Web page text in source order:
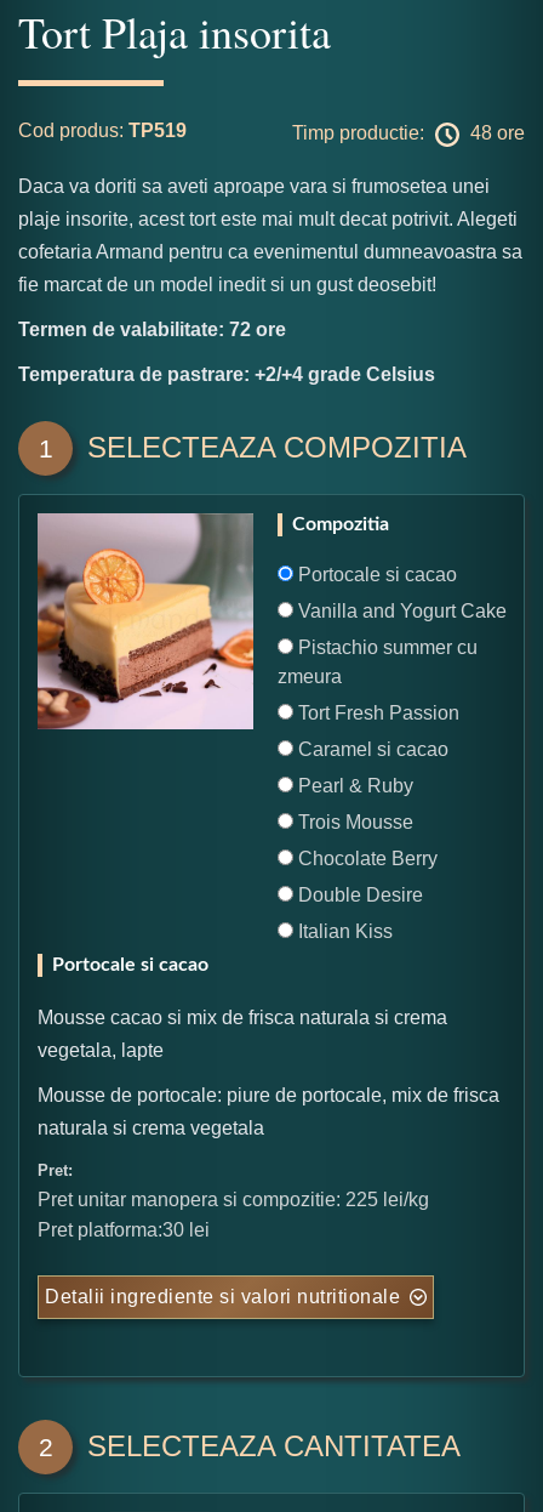
Tort Plaja insorita
Cod produs: TP519 Timp productie: 48 ore
Daca va doriti sa aveti aproape vara si frumosetea unei
plaje insorite, acest tort este mai mult decat potrivit. Alegeti
cofetaria Armand pentru ca evenimentul dumneavoastra sa
fie marcat de un model inedit si un gust deosebit!
Termen de valabilitate: 72 ore
Temperatura de pastrare: +2/+4 grade Celsius
1 SELECTEAZA COMPOZITIA
Compozitia
Portocale si cacao
Vanilla and Yogurt Cake
Pistachio summer cu
zmeura
Tort Fresh Passion
Caramel si cacao
Pearl & Ruby
Trois Mousse
Chocolate Berry
Double Desire
Italian Kiss
Portocale si cacao
Mousse cacao si mix de frisca naturala si crema
vegetala, lapte
Mousse de portocale: piure de portocale, mix de frisca
naturala si crema vegetala
Pret:
Pret unitar manopera si compozitie: 225 lei/kg
Pret platforma:30 lei
Detalii ingrediente si valori nutritionale
2 SELECTEAZA CANTITATEA